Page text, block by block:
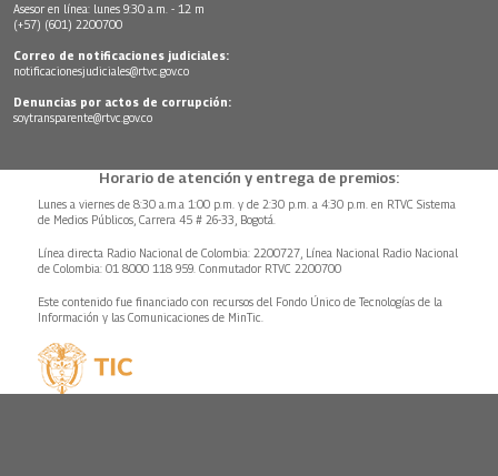
Asesor en línea: lunes 9:30 a.m. - 12 m
(+57) (601) 2200700
Correo de notificaciones judiciales:
notificacionesjudiciales@rtvc.gov.co
Denuncias por actos de corrupción:
soytransparente@rtvc.gov.co
Horario de atención y entrega de premios:
Lunes a viernes de 8:30 a.m.a 1:00 p.m. y de 2:30 p.m. a 4:30 p.m. en RTVC Sistema
de Medios Públicos, Carrera 45 # 26-33, Bogotá.
Línea directa Radio Nacional de Colombia: 2200727, Línea Nacional Radio Nacional
de Colombia: 01 8000 118 959. Conmutador RTVC 2200700
Este contenido fue financiado con recursos del Fondo Único de Tecnologías de la
Información y las Comunicaciones de MinTic.